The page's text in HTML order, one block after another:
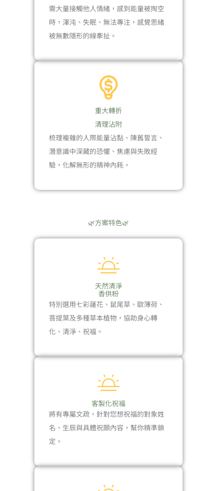
需大量接觸他人情緒，感到能量被掏空
時，渾沌、失眠、無法專注，感覺思緒
被無數隱形的線牽扯。
重大轉折
清理沾附
梳理複雜的人際能量沾黏、陳舊誓言、
潛意識中深藏的恐懼、焦慮與失敗經
驗，化解無形的精神內耗。
🌿方案特色🌿
天然清淨
香供粉
特別選用七彩蓮花、鼠尾草、歐薄荷、
菩提葉及多種草本植物，協助身心轉
化、清淨、祝福。
客製化祝福
將有專屬文疏，針對您想祝福的對象姓
名、生辰與具體祝願內容，幫你精準鎖
定。